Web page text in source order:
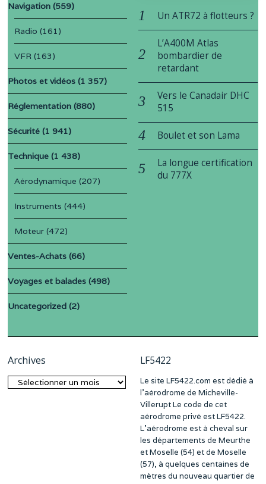
Navigation (559)
Radio (161)
VFR (163)
Photos et vidéos (1 357)
Réglementation (880)
Sécurité (1 941)
Technique (1 438)
Aérodynamique (207)
Instruments (444)
Moteur (472)
Ventes-Achats (66)
Voyages et balades (498)
Uncategorized (2)
Un ATR72 à flotteurs ?
L’A400M Atlas
bombardier de
retardant
Vers le Canadair DHC
515
Boulet et son Lama
La longue certification
du 777X
Archives
Archives
LF5422
Le site LF5422.com est dédié à
l’aérodrome de Micheville-
Villerupt Le code de cet
aérodrome privé est LF5422.
L’aérodrome est à cheval sur
les départements de Meurthe
et Moselle (54) et de Moselle
(57), à quelques centaines de
mètres du nouveau quartier de